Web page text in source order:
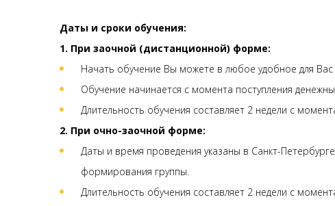
Даты и сроки обучения:
1. При заочной (дистанционной) форме:
Начать обучение Вы можете в любое удобное для
Обучение начинается с момента поступления
Длительность обучения составляет 2 недели с
2. При очно-заочной форме:
Даты и время проведения указаны в Санкт-
формирования группы.
Длительность обучения составляет 2 недели с